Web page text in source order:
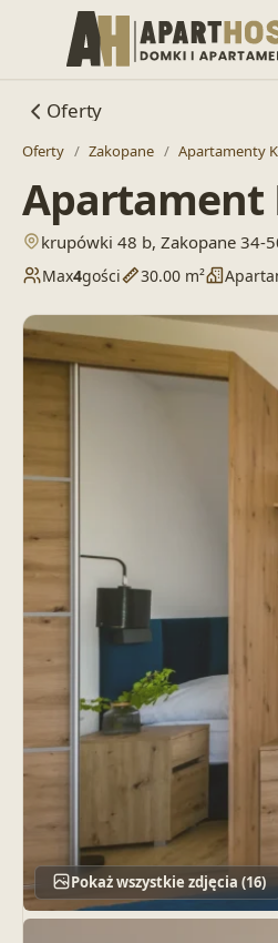
Oferty
Oferty / Zakopane / Apartamenty
Apartament
krupówki 48 b, Zakopane 34-
— otwiera lokalizację w Google
Max4gości 30.00 m²
Pokaż wszystkie zdjęcia (16)